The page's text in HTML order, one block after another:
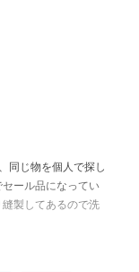
同じ物を個人で探し
ール品になってい
製してあるので洗
ります。